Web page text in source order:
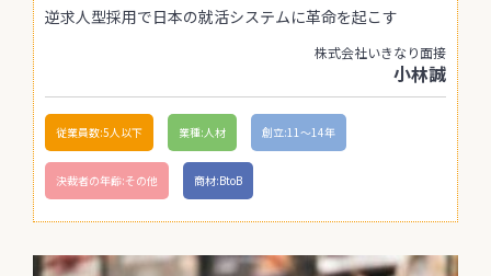
逆求人型採用で日本の就活システムに革命を起こす
株式会社いきなり面接
小林誠
従業員数:5人以下 業種:人材 創立:11〜14年
決裁者の年齢:その他 商材:BtoB